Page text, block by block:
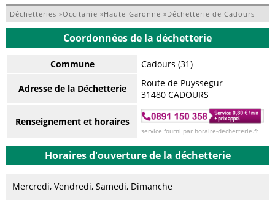
Déchetteries »Occitanie »Haute-Garonne »Déchetterie de Cadours
Coordonnées de la déchetterie
Commune Cadours (31)
Adresse de la Déchetterie
Route de Puyssegur
31480 CADOURS
Renseignement et horaires
service fourni par horaire-dechetterie.fr
Horaires d'ouverture de la déchetterie
Mercredi, Vendredi, Samedi, Dimanche